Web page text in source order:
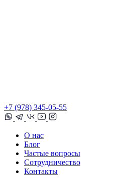
+7 (978) 345-05-55
О нас
Блог
Частые вопросы
Сотрудничество
Контакты